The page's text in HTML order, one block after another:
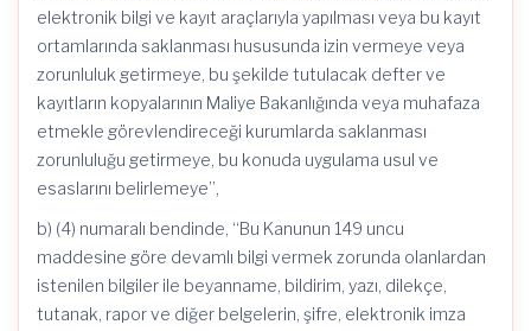
elektronik bilgi ve kayıt araçlarıyla yapılması veya bu kayıt
ortamlarında saklanması hususunda izin vermeye veya
zorunluluk getirmeye, bu şekilde tutulacak defter ve
kayıtların kopyalarının Maliye Bakanlığında veya muhafaza
etmekle görevlendireceği kurumlarda saklanması
zorunluluğu getirmeye, bu konuda uygulama usul ve
esaslarını belirlemeye”,
b) (4) numaralı bendinde, “Bu Kanunun 149 uncu
maddesine göre devamlı bilgi vermek zorunda olanlardan
istenilen bilgiler ile beyanname, bildirim, yazı, dilekçe,
tutanak, rapor ve diğer belgelerin, şifre, elektronik imza